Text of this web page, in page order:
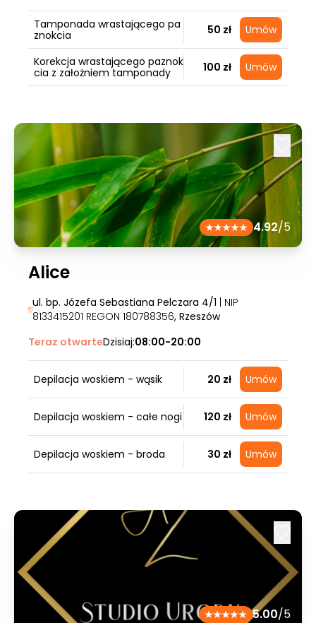
Tamponada wrastającego pa
znokcia
50 zł Umów
Korekcja wrastającego paznok
cia z założniem tamponady
100 zł Umów
4.92/5
Alice
ul. bp. Józefa Sebastiana Pelczara 4/1 | NIP
8133415201 REGON 180788356, Rzeszów
Teraz otwarteDzisiaj:08:00-20:00
Depilacja woskiem - wąsik 20 zł Umów
Depilacja woskiem - całe nogi 120 zł Umów
Depilacja woskiem - broda 30 zł Umów
5.00/5